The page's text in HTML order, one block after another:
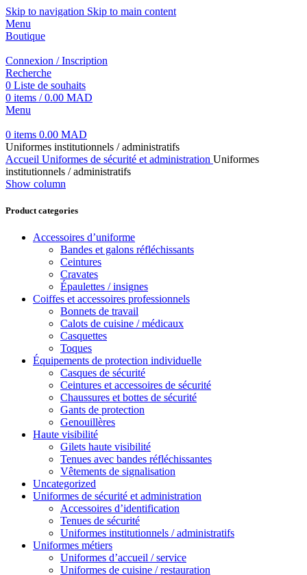
Skip to navigation Skip to main content
Menu
Boutique
Connexion / Inscription
Recherche
0 Liste de souhaits
0 items / 0.00 MAD
Menu
0 items 0.00 MAD
Uniformes institutionnels / administratifs
Accueil Uniformes de sécurité et administration Uniformes
institutionnels / administratifs
Show column
Product categories
Accessoires d’uniforme
Bandes et galons réfléchissants
Ceintures
Cravates
Épaulettes / insignes
Coiffes et accessoires professionnels
Bonnets de travail
Calots de cuisine / médicaux
Casquettes
Toques
Équipements de protection individuelle
Casques de sécurité
Ceintures et accessoires de sécurité
Chaussures et bottes de sécurité
Gants de protection
Genouillères
Haute visibilité
Gilets haute visibilité
Tenues avec bandes réfléchissantes
Vêtements de signalisation
Uncategorized
Uniformes de sécurité et administration
Accessoires d’identification
Tenues de sécurité
Uniformes institutionnels / administratifs
Uniformes métiers
Uniformes d’accueil / service
Uniformes de cuisine / restauration